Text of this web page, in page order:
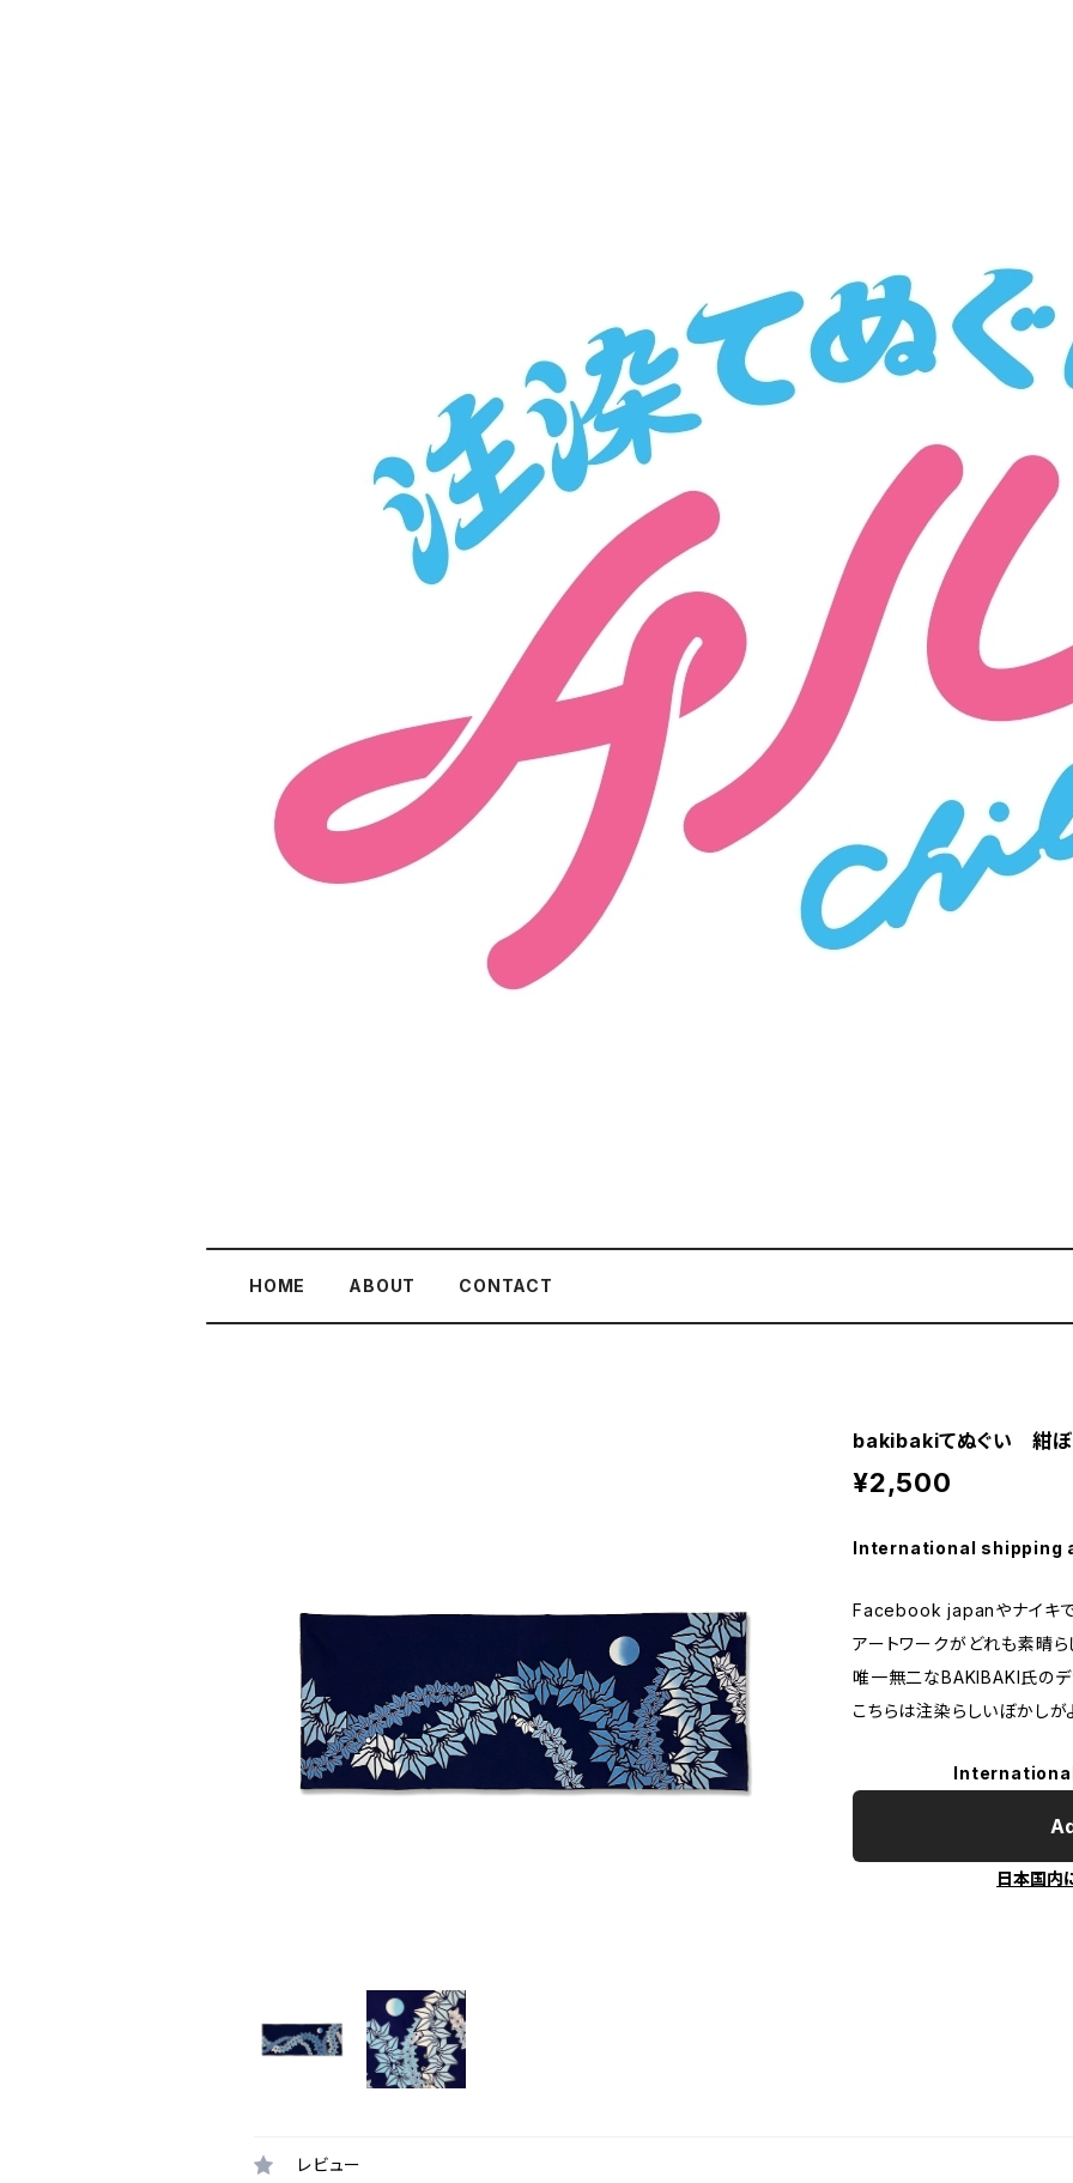
HOME ABOUT CONTACT
bakibakiてぬぐい 紺ぼ
¥2,500
International shipping
Facebook japanやナイキで
アートワークがどれも素晴
唯一無二なBAKIBAKI氏のデ
こちらは注染らしいぼかしが
日本国内
レビュー